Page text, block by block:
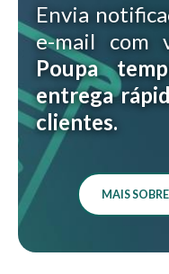
Envia
e-mail com
Poupa
entrega
clientes.
MAIS